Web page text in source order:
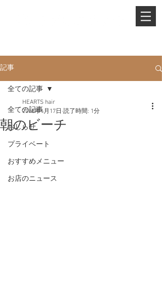
記事
全ての記事
おしらせ
プライベート
おすすめメニュー
お店のニュース
全ての記事
朝のビーチ
HEARTS hair
2018年4月17日 読了時間: 1分